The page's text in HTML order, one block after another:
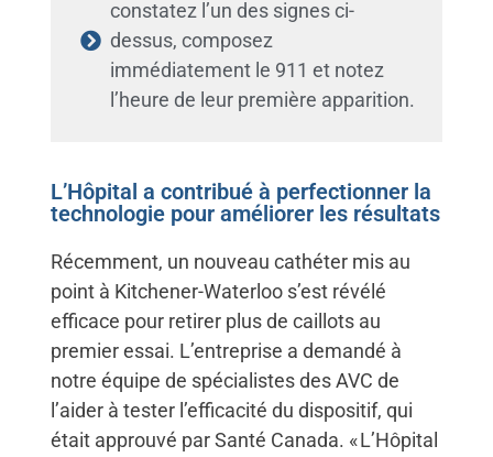
constatez l’un des signes ci-
dessus, composez
immédiatement le 911 et notez
l’heure de leur première apparition.
L’Hôpital a contribué à perfectionner la
technologie pour améliorer les résultats
Récemment, un nouveau cathéter mis au
point à Kitchener-Waterloo s’est révélé
efficace pour retirer plus de caillots au
premier essai. L’entreprise a demandé à
notre équipe de spécialistes des AVC de
l’aider à tester l’efficacité du dispositif, qui
était approuvé par Santé Canada. « L’Hôpital